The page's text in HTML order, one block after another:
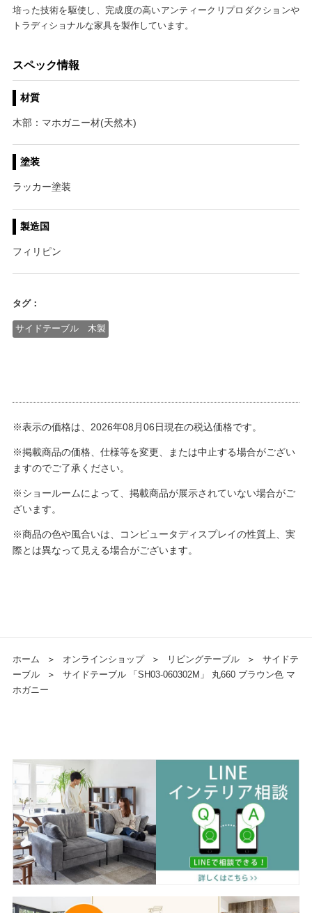
培った技術を駆使し、完成度の高いアンティークリプロダクションや
トラディショナルな家具を製作しています。
スペック情報
材質
木部：マホガニー材(天然木)
塗装
ラッカー塗装
製造国
フィリピン
タグ：
サイドテーブル 木製
※表示の価格は、2026年08月06日現在の税込価格です。
※掲載商品の価格、仕様等を変更、または中止する場合がござい
ますのでご了承ください。
※ショールームによって、掲載商品が展示されていない場合がご
ざいます。
※商品の色や風合いは、コンピュータディスプレイの性質上、実
際とは異なって見える場合がございます。
ホーム ＞ オンラインショップ ＞ リビングテーブル ＞
サイドテ
ーブル
＞
サイドテーブル 「SH03-060302M」 丸660 ブラウン色 マ
ホガニー